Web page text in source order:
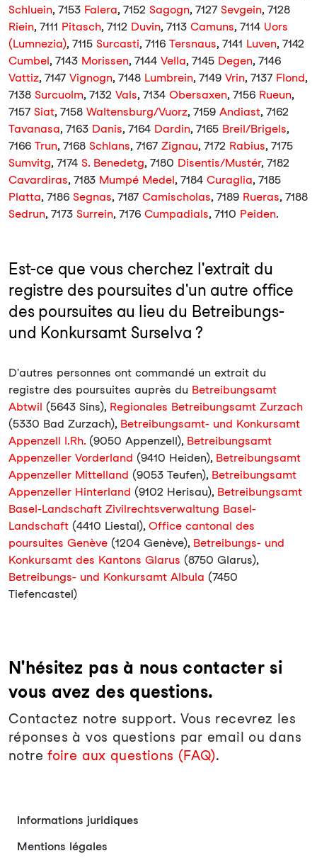
Schluein, 7153 Falera, 7152 Sagogn, 7127 Sevgein, 7128
Riein, 7111 Pitasch, 7112 Duvin, 7113 Camuns, 7114 Uors
(Lumnezia), 7115 Surcasti, 7116 Tersnaus, 7141 Luven, 7142
Cumbel, 7143 Morissen, 7144 Vella, 7145 Degen, 7146
Vattiz, 7147 Vignogn, 7148 Lumbrein, 7149 Vrin, 7137 Flond,
7138 Surcuolm, 7132 Vals, 7134 Obersaxen, 7156 Rueun,
7157 Siat, 7158 Waltensburg/Vuorz, 7159 Andiast, 7162
Tavanasa, 7163 Danis, 7164 Dardin, 7165 Breil/Brigels,
7166 Trun, 7168 Schlans, 7167 Zignau, 7172 Rabius, 7175
Sumvitg, 7174 S. Benedetg, 7180 Disentis/Mustér, 7182
Cavardiras, 7183 Mumpé Medel, 7184 Curaglia, 7185
Platta, 7186 Segnas, 7187 Camischolas, 7189 Rueras, 7188
Sedrun, 7173 Surrein, 7176 Cumpadials, 7110 Peiden.
Est-ce que vous cherchez l'extrait du
registre des poursuites d'un autre office
des poursuites au lieu du Betreibungs-
und Konkursamt Surselva ?
D'autres personnes ont commandé un extrait du
registre des poursuites auprès du Betreibungsamt
Abtwil (5643 Sins), Regionales Betreibungsamt Zurzach
(5330 Bad Zurzach), Betreibungsamt- und Konkursamt
Appenzell I.Rh. (9050 Appenzell), Betreibungsamt
Appenzeller Vorderland (9410 Heiden), Betreibungsamt
Appenzeller Mittelland (9053 Teufen), Betreibungsamt
Appenzeller Hinterland (9102 Herisau), Betreibungsamt
Basel-Landschaft Zivilrechtsverwaltung Basel-
Landschaft (4410 Liestal), Office cantonal des
poursuites Genève (1204 Genève), Betreibungs- und
Konkursamt des Kantons Glarus (8750 Glarus),
Betreibungs- und Konkursamt Albula (7450
Tiefencastel)
N'hésitez pas à nous contacter si
vous avez des questions.
Contactez notre support. Vous recevrez les
réponses à vos questions par email ou dans
notrefoire aux questions (FAQ).
Informations juridiques
Mentions légales